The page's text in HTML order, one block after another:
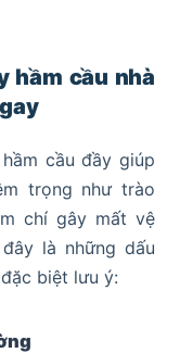
hầm cầu nhà
cầu đầy giúp
trọng như trào
chí gây mất vệ
là những dấu
biệt lưu ý: